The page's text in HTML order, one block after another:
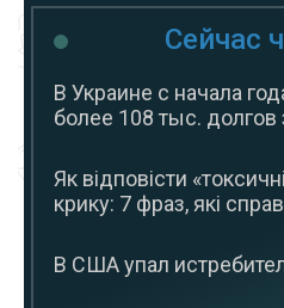
Сейчас
В Украине с начала
более 108 тыс. долгов
Як відповісти
крику: 7 фраз, які
В США упал